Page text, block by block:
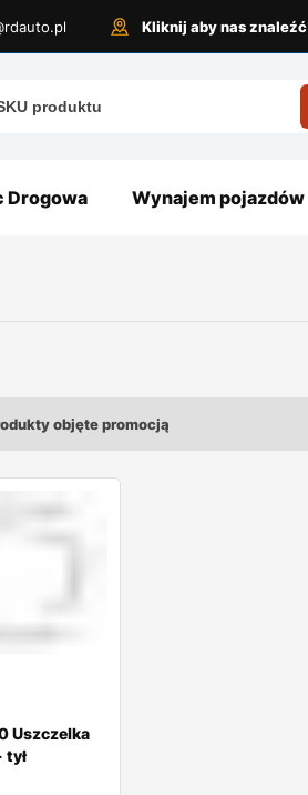
Kliknij aby nas znaleźć
Drogowa Wynajem pojazdów
objęte promocją
Uszczelka
tył